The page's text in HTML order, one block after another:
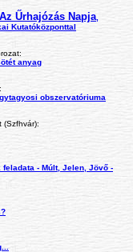
Űrhajózás Napja
Kutatóközponttal
anyag
obszervatóriuma
(Szfhvár):
feladata - Múlt, Jelen, Jövő -